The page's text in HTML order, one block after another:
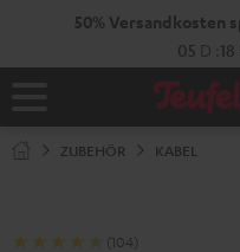
50% Versandkosten
05 D 18
Startseite
ZUBEHÖR KABEL
(104)